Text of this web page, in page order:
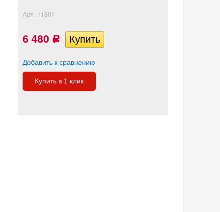
Арт. 11801
6 480 Р
Добавить к сравнению
Купить в 1 клик